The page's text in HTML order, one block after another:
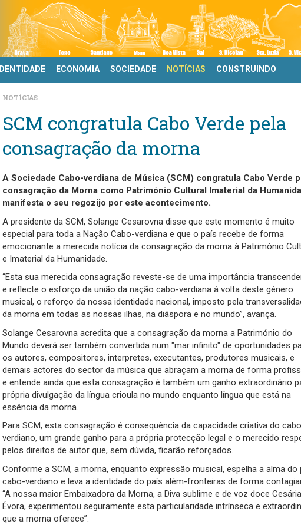
IDENTIDADE ECONOMIA SOCIEDADE NOTÍCIAS CONSTRUINDO
NOTÍCIAS
SCM congratula Cabo Verde pela
consagração da morna
A Sociedade Cabo-verdiana de Música (SCM) congratula Cabo Verde
consagração da Morna como Património Cultural Imaterial da
manifesta o seu regozijo por este acontecimento.
A presidente da SCM, Solange Cesarovna disse que este momento é muito
especial para toda a Nação Cabo-verdiana e que o país recebe de forma
emocionante a merecida notícia da consagração da morna à Património
e Imaterial da Humanidade.
“Esta sua merecida consagração reveste-se de uma importância
e reflecte o esforço da união da nação cabo-verdiana à volta deste género
musical, o reforço da nossa identidade nacional, imposto pela
da morna em todas as nossas ilhas, na diáspora e no mundo”, avança.
Solange Cesarovna acredita que a consagração da morna a Património do
Mundo deverá ser também convertida num "mar infinito" de oportunidades
os autores, compositores, interpretes, executantes, produtores musicais, e
demais actores do sector da música que abraçam a morna de forma
e entende ainda que esta consagração é também um ganho extraordinário
própria divulgação da língua crioula no mundo enquanto língua que está na
essência da morna.
Para SCM, esta consagração é consequência da capacidade criativa do
verdiano, um grande ganho para a própria protecção legal e o merecido
pelos direitos de autor que, sem dúvida, ficarão reforçados.
Conforme a SCM, a morna, enquanto expressão musical, espelha a alma do
cabo-verdiano e leva a identidade do país além-fronteiras de forma
“A nossa maior Embaixadora da Morna, a Diva sublime e de voz doce Cesária
Évora, experimentou seguramente esta particularidade intrínseca e
que a morna oferece”.